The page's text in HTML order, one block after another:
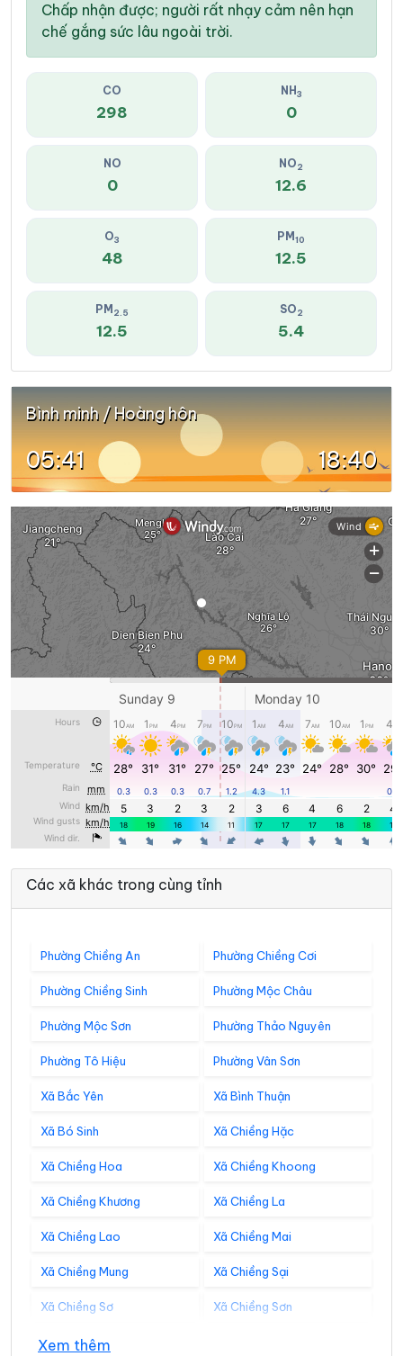
Chấp nhận được; người rất nhạy cảm nên hạn
chế gắng sức lâu ngoài trời.
CO
298
NH 3
0
NO
0
NO2
12.6
O3
48
PM 10
12.5
PM 2.5
12.5
SO2
5.4
Bình minh / Hoàng hôn
05:41 18:40
Các xã khác trong cùng tỉnh
Phường Chiềng An Phường Chiềng Cơi
Phường Chiềng Sinh Phường Mộc Châu
Phường Mộc Sơn Phường Thảo Nguyên
Phường Tô Hiệu Phường Vân Sơn
Xã Bắc Yên Xã Bình Thuận
Xã Bó Sinh Xã Chiềng Hặc
Xã Chiềng Hoa Xã Chiềng Khoong
Xã Chiềng Khương Xã Chiềng La
Xã Chiềng Lao Xã Chiềng Mai
Xã Chiềng Mung Xã Chiềng Sại
Xã Chiềng Sơ Xã Chiềng Sơn
Xã Chiềng Sung
Xem thêm